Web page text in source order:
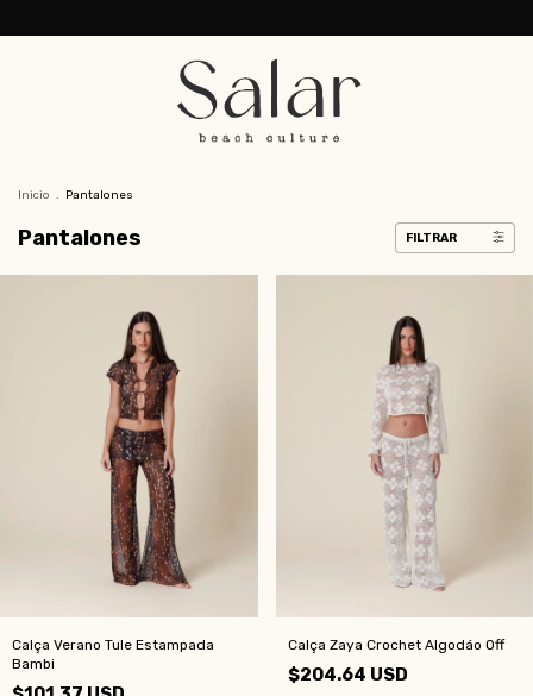
Inicio . Pantalones
Pantalones FILTRAR
Calça Verano Tule Estampada
Bambi
Calça Zaya Crochet Algodáo Off
$204.64 USD